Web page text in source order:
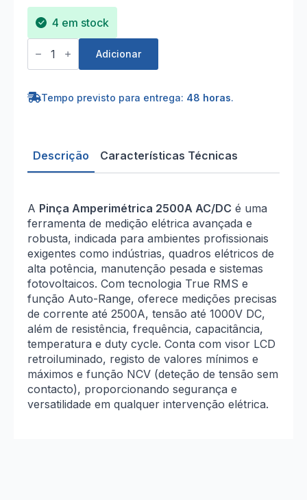
4 em stock
Quantidade
de
Pinça
AC/DC
60MΩ
Cap.
Hz/%
RMS
Auto-
Range
Min/Max
Adicionar
Tempo previsto para entrega: 48 horas.
Descrição Características Técnicas
A Pinça Amperimétrica 2500A AC/DC é uma
ferramenta de medição elétrica avançada e
robusta, indicada para ambientes profissionais
exigentes como indústrias, quadros elétricos de
alta potência, manutenção pesada e sistemas
fotovoltaicos. Com tecnologia True RMS e
função Auto-Range, oferece medições precisas
de corrente até 2500A, tensão até 1000V DC,
além de resistência, frequência, capacitância,
temperatura e duty cycle. Conta com visor LCD
retroiluminado, registo de valores mínimos e
máximos e função NCV (deteção de tensão sem
contacto), proporcionando segurança e
versatilidade em qualquer intervenção elétrica.